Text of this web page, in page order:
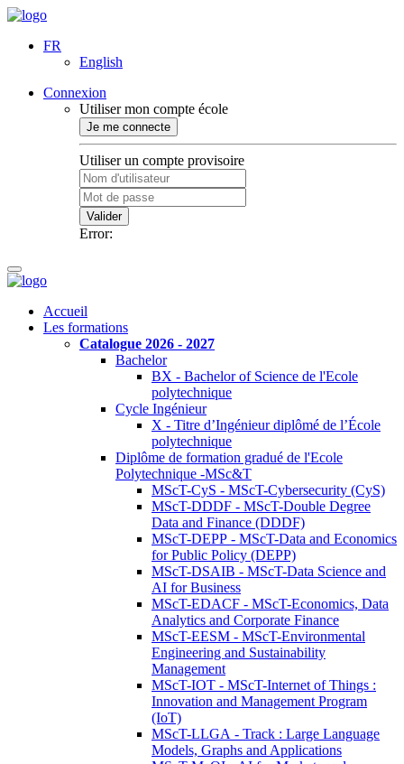
FR
English
Connexion
Utiliser mon compte école
Je me connecte
Utiliser un compte provisoire
Valider
Error:
Accueil
Les formations
Catalogue 2026 - 2027
Bachelor
BX - Bachelor of Science de l'Ecole
polytechnique
Cycle Ingénieur
X - Titre d’Ingénieur diplômé de l’École
polytechnique
Diplôme de formation gradué de l'Ecole
Polytechnique -MSc&T
MScT-CyS - MScT-Cybersecurity (CyS)
MScT-DDDF - MScT-Double Degree
Data and Finance (DDDF)
MScT-DEPP - MScT-Data and Economics
for Public Policy (DEPP)
MScT-DSAIB - MScT-Data Science and
AI for Business
MScT-EDACF - MScT-Economics, Data
Analytics and Corporate Finance
MScT-EESM - MScT-Environmental
Engineering and Sustainability
Management
MScT-IOT - MScT-Internet of Things :
Innovation and Management Program
(IoT)
MScT-LLGA - Track : Large Language
Models, Graphs and Applications